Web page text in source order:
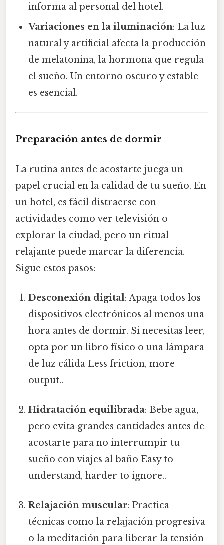
informa al personal del hotel.
Variaciones en la iluminación: La luz
natural y artificial afecta la producción
de melatonina, la hormona que regula
el sueño. Un entorno oscuro y estable
es esencial.
Preparación antes de dormir
La rutina antes de acostarte juega un
papel crucial en la calidad de tu sueño. En
un hotel, es fácil distraerse con
actividades como ver televisión o
explorar la ciudad, pero un ritual
relajante puede marcar la diferencia.
Sigue estos pasos:
Desconexión digital: Apaga todos los
dispositivos electrónicos al menos una
hora antes de dormir. Si necesitas leer,
opta por un libro físico o una lámpara
de luz cálida Less friction, more
output..
Hidratación equilibrada: Bebe agua,
pero evita grandes cantidades antes de
acostarte para no interrumpir tu
sueño con viajes al baño Easy to
understand, harder to ignore..
Relajación muscular: Practica
técnicas como la relajación progresiva
o la meditación para liberar la tensión